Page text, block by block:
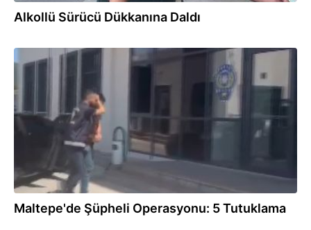
Alkollü Sürücü Dükkanına Daldı
23.07.2026
Maltepe'de Şüpheli Operasyonu: 5 Tutuklama